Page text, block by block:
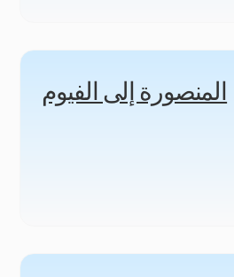
المنصورة إلى الفيوم